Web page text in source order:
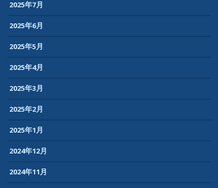
2025年7月
2025年6月
2025年5月
2025年4月
2025年3月
2025年2月
2025年1月
2024年12月
2024年11月